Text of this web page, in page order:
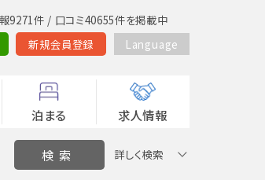
9271件 / 口コミ40655件を掲載中
新規会員登録 Language
泊まる 求人情報
詳しく検索